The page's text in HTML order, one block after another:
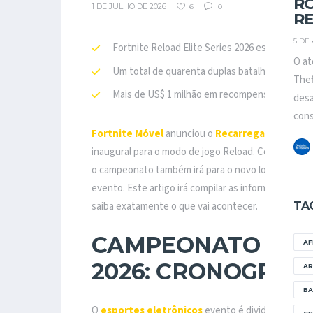
5 DE
O
1 DE JULHO DE 2026 6 0
Fortnite Reload Elite Series 2026 está
Um total de quarenta duplas batalham em
Mais de US$ 1 milhão em recompensas estão
Fortnite Móvelanunciou o Recarregar
inaugural para o modo de jogo Reload. Como o
o campeonato também irá para o novo local. Será
evento. Este artigo irá compilar as informações
saiba exatamente o que vai acontecer.
CAMPEONATO
2026: